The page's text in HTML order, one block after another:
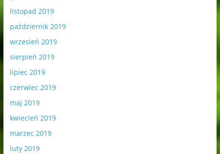
listopad 2019
październik 2019
wrzesień 2019
sierpień 2019
lipiec 2019
czerwiec 2019
maj 2019
kwiecień 2019
marzec 2019
luty 2019